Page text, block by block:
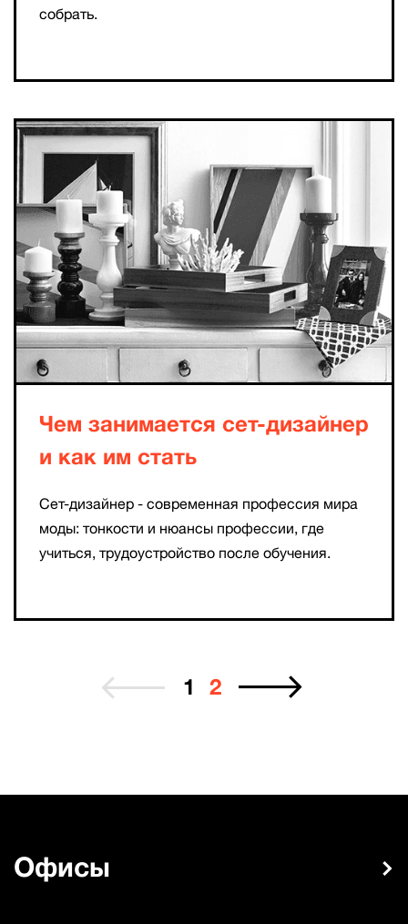
собрать.
Чем занимается сет-дизайнер
и как им стать
Сет-дизайнер - современная профессия мира
моды: тонкости и нюансы профессии, где
учиться, трудоустройство после обучения.
1 2
Офисы